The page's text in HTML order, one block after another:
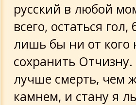
русский в любой
всего, остаться
лишь бы ни от кого
сохранить
лучше смерть, чем
камнем, и стану я